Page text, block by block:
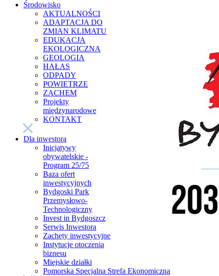
Środowisko
AKTUALNOŚCI
ADAPTACJA DO
ZMIAN KLIMATU
EDUKACJA
EKOLOGICZNA
GEOLOGIA
HAŁAS
ODPADY
POWIETRZE
ZACHEM
Projekty
międzynarodowe
KONTAKT
Dla inwestora
Inicjatywy
obywatelskie -
Program 25/75
Baza ofert
inwestycyjnych
Bydgoski Park
Przemysłowo-
Technologiczny
Invest in Bydgoszcz
Serwis Inwestora
Zachęty inwestycyjne
Instytucje otoczenia
biznesu
Miejskie działki
Pomorska Specjalna Strefa Ekonomiczna